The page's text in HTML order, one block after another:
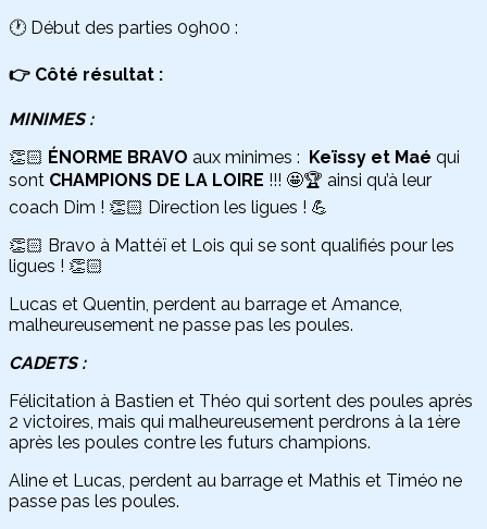
🕐 Début des parties 09h00 :
👉 Côté résultat :
MINIMES :
👏🏻 ÉNORME BRAVO aux minimes : Keïssy et Maé qui
sont CHAMPIONS DE LA LOIRE !!! 🤩🏆 ainsi qu’à leur
coach Dim ! 👏🏻 Direction les ligues ! 💪
👏🏻 Bravo à Mattéï et Lois qui se sont qualifiés pour les
ligues ! 👏🏻
Lucas et Quentin, perdent au barrage et Amance,
malheureusement ne passe pas les poules.
CADETS :
Félicitation à Bastien et Théo qui sortent des poules après
2 victoires, mais qui malheureusement perdrons à la 1ère
après les poules contre les futurs champions.
Aline et Lucas, perdent au barrage et Mathis et Timéo ne
passe pas les poules.